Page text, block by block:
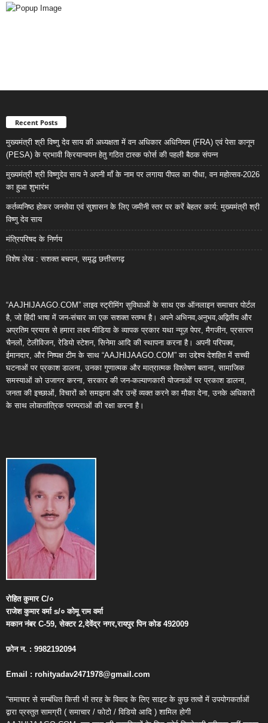
Recent Posts
मुख्यमंत्री श्री विष्णु देव साय की अध्यक्षता में वन अधिकार अधिनियम (FRA) एवं पेसा कानून
(PESA) के प्रभावी क्रियान्वयन हेतु गठित टास्क फोर्स की पहली बैठक संपन्न
मुख्यमंत्री श्री विष्णुदेव साय ने अपनी माँ के नाम पर लगाया पीपल का पौधा, वन महोत्सव-2026
का हुआ शुभारंभ
कर्तव्यनिष्ठ होकर जनसेवा एवं सुशासन के लिए जमीनी स्तर पर करें बेहतर कार्य: मुख्यमंत्री श्री
विष्णु देव साय
मंत्रिपरिषद के निर्णय
विशेष लेख : सशक्त बचपन, समृद्ध छत्तीसगढ़
“AAJHIJAAGO.COM” लाइव स्ट्रीमिंग सुविधाओं के साथ एक ऑनलाइन समाचार पोर्टल
है, जो हिंदी भाषा में जन-संचार का एक सशक्त स्तम्भ है। अपने अभिनव,अनुभव,अद्वितीय और
अप्रतिम प्रयास से हमारा लक्ष्य मीडिया के व्यापक प्रकार यथा न्यूज़ पेपर, मैगजीन, प्रसारण
चैनलों, टेलीविजन, रेडियो स्टेशन, सिनेमा आदि की स्थापना करना है। अपनी परिपक्व,
ईमानदार, और निष्पक्ष टीम के साथ “AAJHIJAAGO.COM” का उद्देश्य देशहित में सच्ची
घटनाओं पर प्रकाश डालना, उनका गुणात्मक और मात्रात्मक विश्लेषण बताना, सामाजिक
समस्याओं को उजागर करना, सरकार की जन-कल्याणकारी योजनाओं पर प्रकाश डालना,
जनता की इच्छाओं, विचारों को समझना और उन्हें व्यक्त करने का मौका देना, उनके अधिकारों
के साथ लोकतांत्रिक परम्पराओं की रक्षा करना है।
रोहित कुमारC/०
राजेश कुमार वर्माs/० कोमू राम वर्मा
मकान नंबरC-59,सेक्टर2,देवेंद्र नगर,रायपुर पिन कोड492009
फ़ोन न. : 9982192094
Email : rohityadav2471978@gmail.com
“समाचार से सम्बंधित किसी भी तरह के विवाद के लिए साइट के कुछ तत्वों में उपयोगकर्ताओं
द्वारा प्रस्तुत सामग्री ( समाचार / फोटो / विडियो आदि ) शामिल होगी